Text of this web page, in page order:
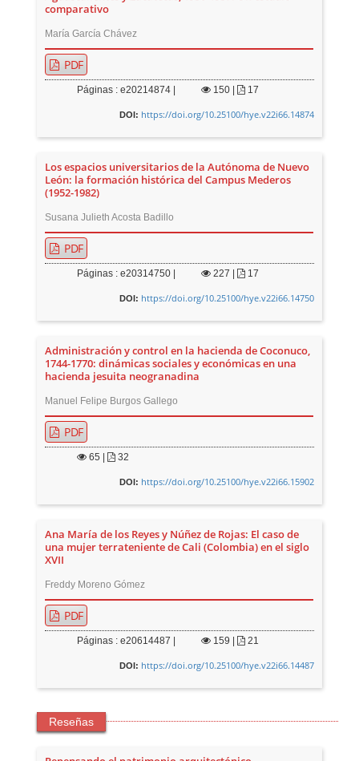
comparativo
María García Chávez
PDF
Páginas : e20214874 | 150 | 17
DOI: https://doi.org/10.25100/hye.v22i66.14874
Los espacios universitarios de la Autónoma de Nuevo
León: la formación histórica del Campus Mederos
(1952-1982)
Susana Julieth Acosta Badillo
PDF
Páginas : e20314750 | 227 | 17
DOI: https://doi.org/10.25100/hye.v22i66.14750
Administración y control en la hacienda de Coconuco,
1744-1770: dinámicas sociales y económicas en una
hacienda jesuita neogranadina
Manuel Felipe Burgos Gallego
PDF
65 | 32
DOI: https://doi.org/10.25100/hye.v22i66.15902
Ana María de los Reyes y Núñez de Rojas: El caso de
una mujer terrateniente de Cali (Colombia) en el siglo
XVII
Freddy Moreno Gómez
PDF
Páginas : e20614487 | 159 | 21
DOI: https://doi.org/10.25100/hye.v22i66.14487
Reseñas